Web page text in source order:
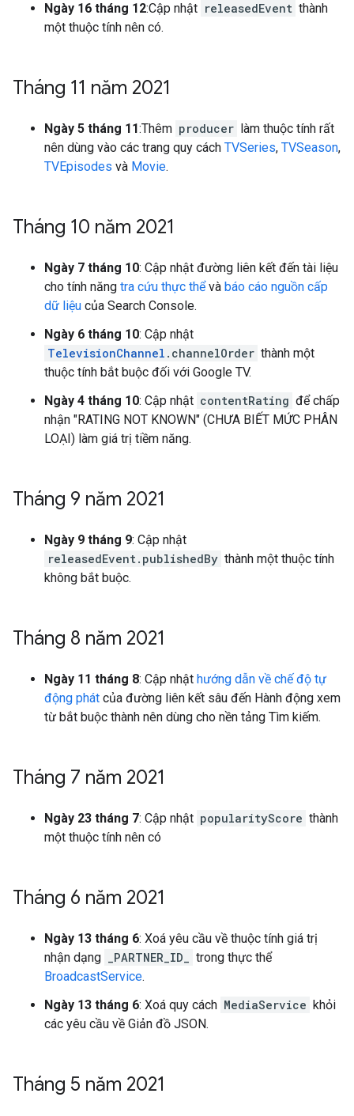
Ngày 16 tháng 12:Cập nhật releasedEvent thành
một thuộc tính nên có.
Tháng 11 năm 2021
Ngày 5 tháng 11:Thêm producer làm thuộc tính rất
nên dùng vào các trang quy cách TVSeries, TVSeason,
TVEpisodes và Movie.
Tháng 10 năm 2021
Ngày 7 tháng 10: Cập nhật đường liên kết đến tài liệu
cho tính năng tra cứu thực thểvà báo cáo nguồn cấp
dữ liệu của Search Console.
Ngày 6 tháng 10: Cập nhật
TelevisionChannel .channelOrder thành một
thuộc tính bắt buộc đối với Google TV.
Ngày 4 tháng 10: Cập nhật contentRating để chấp
nhận "RATING NOT KNOWN" (CHƯA BIẾT MỨC PHÂN
LOẠI) làm giá trị tiềm năng.
Tháng 9 năm 2021
Ngày 9 tháng 9: Cập nhật
releasedEvent.publishedBy thành một thuộc tính
không bắt buộc.
Tháng 8 năm 2021
Ngày 11 tháng 8: Cập nhật hướng dẫn về chế độ tự
động phát của đường liên kết sâu đến Hành động xem
từ bắt buộc thành nên dùng cho nền tảng Tìm kiếm.
Tháng 7 năm 2021
Ngày 23 tháng 7: Cập nhật popularityScore thành
một thuộc tính nên có
Tháng 6 năm 2021
Ngày 13 tháng 6: Xoá yêu cầu về thuộc tính giá trị
nhận dạng
_PARTNER_ID_
trong thực thể
BroadcastService.
Ngày 13 tháng 6: Xoá quy cách MediaService khỏi
các yêu cầu về Giản đồ JSON.
Tháng 5 năm 2021